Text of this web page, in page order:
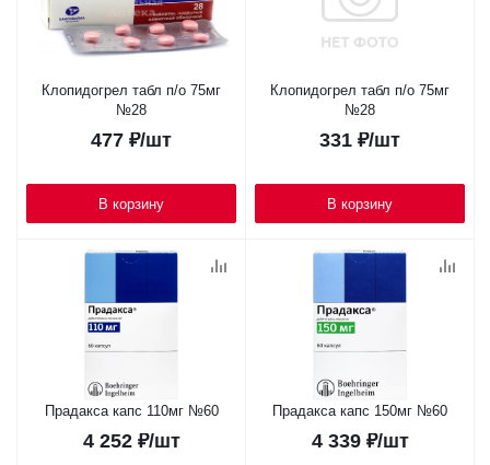
Клопидогрел табл п/о 75мг
№28
477 ₽/шт
В корзину
Клопидогрел табл п/о 75мг
№28
331 ₽/шт
В корзину
Прадакса капс 110мг №60
4 252₽/шт
Прадакса капс 150мг №60
4 339₽/шт